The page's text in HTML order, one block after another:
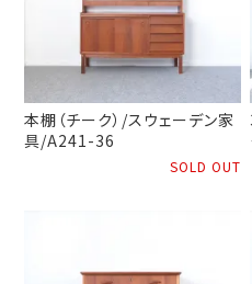
本棚（チーク）/スウェーデン家
具/A241-36
SOLD OUT